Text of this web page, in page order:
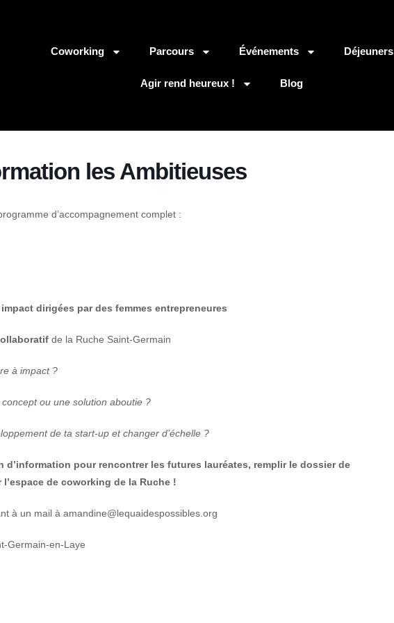
Coworking Parcours Événements Déjeuners
Agir rend heureux !
Blog
les Ambitieuses
d’accompagnement complet :
dirigées par des femmes entrepreneures
de la Ruche Saint-Germain
à impact ?
ou une solution aboutie ?
de ta start-up et changer d’échelle ?
d’information pour rencontrer les futures lauréates, remplir le dossier de
de coworking de la Ruche !
à un mail à amandine@lequaidespossibles.org
Germain-en-Laye